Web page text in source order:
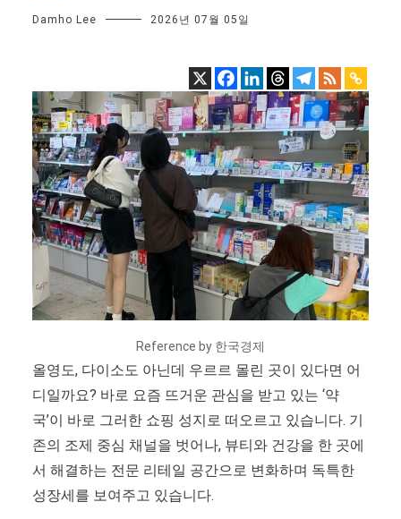
Damho Lee 2026년 07월 05일
Reference by 한국경제
올영도, 다이소도 아닌데 우르르 몰린 곳이 있다면 어
디일까요? 바로 요즘 뜨거운 관심을 받고 있는 ‘약
국’이 바로 그러한 쇼핑 성지로 떠오르고 있습니다. 기
존의 조제 중심 채널을 벗어나, 뷰티와 건강을 한 곳에
서 해결하는 전문 리테일 공간으로 변화하며 독특한
성장세를 보여주고 있습니다.